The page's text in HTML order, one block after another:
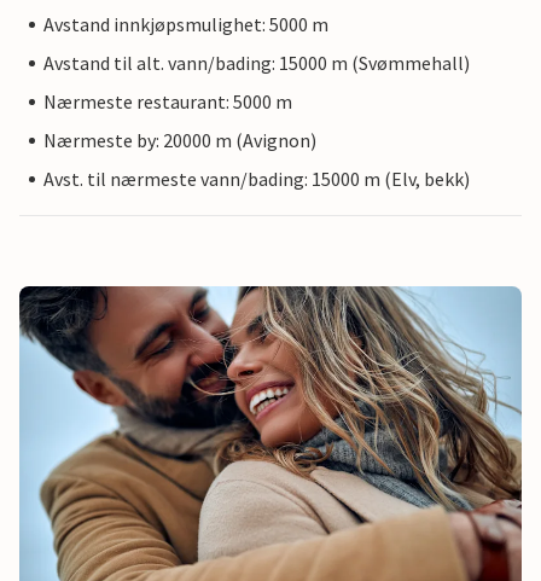
Avstand innkjøpsmulighet: 5000 m
Avstand til alt. vann/bading: 15000 m (Svømmehall)
Nærmeste restaurant: 5000 m
Nærmeste by: 20000 m (Avignon)
Avst. til nærmeste vann/bading: 15000 m (Elv, bekk)